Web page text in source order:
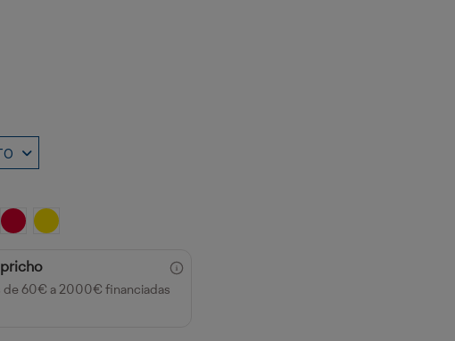
HELECHO
ROJO AMARILLO
de 60€ a 2000€ financiadas